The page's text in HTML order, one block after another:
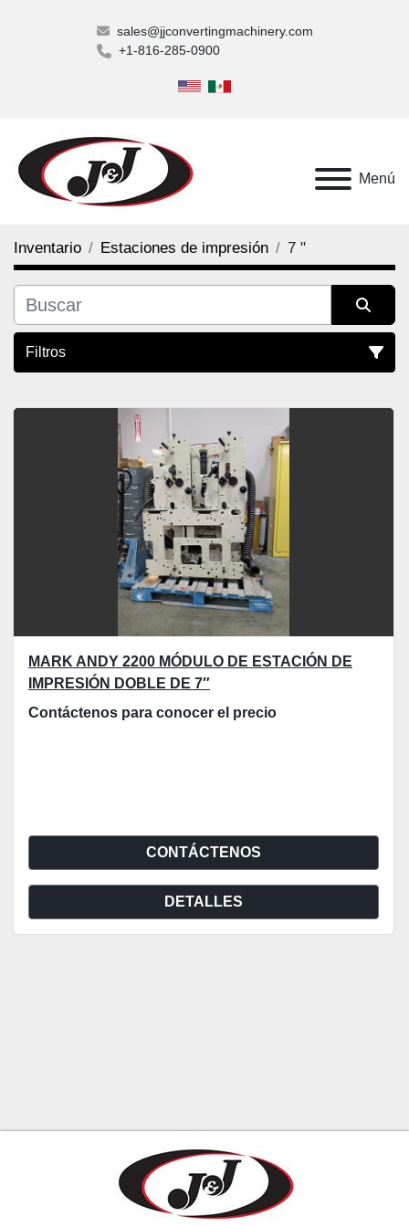
sales@jjconvertingmachinery.com
+1-816-285-0900
Menú
Inventario Estaciones de impresión 7 "
Filtros
7 " (1)
Ordenar por
MARK ANDY 2200 MÓDULO DE ESTACIÓN DE
IMPRESIÓN DOBLE DE 7″
Contáctenos para conocer el precio
CONTÁCTENOS
DETALLES